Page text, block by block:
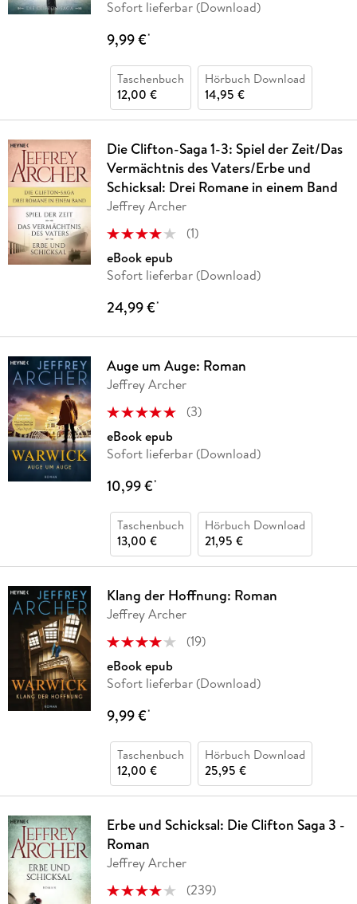
Sofort lieferbar (Download)
9,99 €*
Taschenbuch
12,00 €
Hörbuch Download
14,95 €
Die Clifton-Saga 1-3: Spiel der Zeit/Das
Vermächtnis des Vaters/Erbe und
Schicksal: Drei Romane in einem Band
Jeffrey Archer
(1)
eBook epub
Sofort lieferbar (Download)
24,99 €*
Auge um Auge: Roman
Jeffrey Archer
(3)
eBook epub
Sofort lieferbar (Download)
10,99 €*
Taschenbuch
13,00 €
Hörbuch Download
21,95 €
Klang der Hoffnung: Roman
Jeffrey Archer
(19)
eBook epub
Sofort lieferbar (Download)
9,99 €*
Taschenbuch
12,00 €
Hörbuch Download
25,95 €
Erbe und Schicksal: Die Clifton Saga 3 -
Roman
Jeffrey Archer
(239)